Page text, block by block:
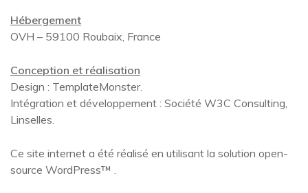
Hébergement
OVH – 59100 Roubaix, France
Conception et réalisation
Design : TemplateMonster.
Intégration et développement : Société W3C Consulting,
Linselles.
Ce site internet a été réalisé en utilisant la solution open-
source WordPress™ .